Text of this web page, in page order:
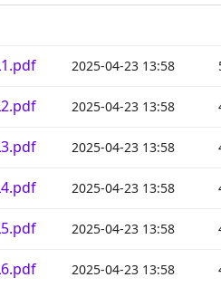
2025-04-23 13:58
2025-04-23 13:58
2025-04-23 13:58
2025-04-23 13:58
2025-04-23 13:58
2025-04-23 13:58